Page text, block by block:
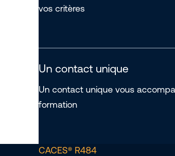
vos critères
Un contact unique
Un contact unique vous
formation
CACES® R484